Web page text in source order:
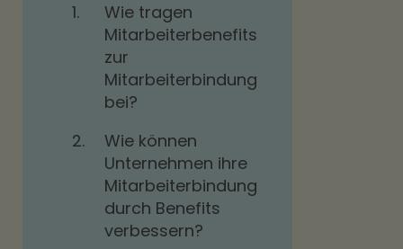
1.
Wie tragen
Mitarbeiterbenefits
zur
Mitarbeiterbindung
bei?
2.
Wie können
Unternehmen ihre
Mitarbeiterbindung
durch Benefits
verbessern?